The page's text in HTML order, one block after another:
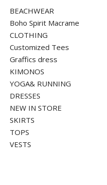
BEACHWEAR
Boho Spirit Macrame
CLOTHING
Customized Tees
Graffics dress
KIMONOS
YOGA& RUNNING
DRESSES
NEW IN STORE
SKIRTS
TOPS
VESTS